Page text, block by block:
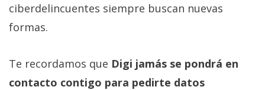
ciberdelincuentes siempre buscan nuevas
formas.
Te recordamos que Digi jamás se pondrá en
contacto contigo para pedirte datos